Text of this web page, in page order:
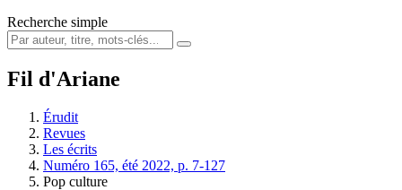
Recherche simple
Fil d'Ariane
Érudit
Revues
Les écrits
Numéro 165, été 2022, p. 7-127
Pop culture